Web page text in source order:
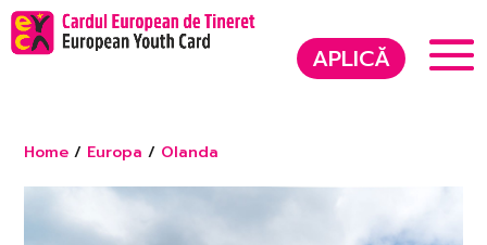
APLICĂ
Home / Europa / Olanda